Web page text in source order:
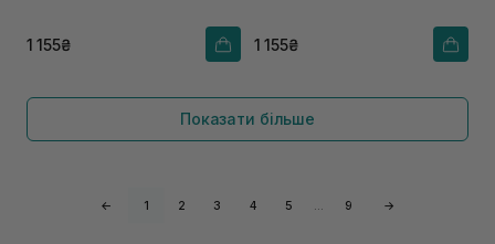
1 155₴ 1 155₴
Показати більше
← 1 2 3 4 5 … 9 →